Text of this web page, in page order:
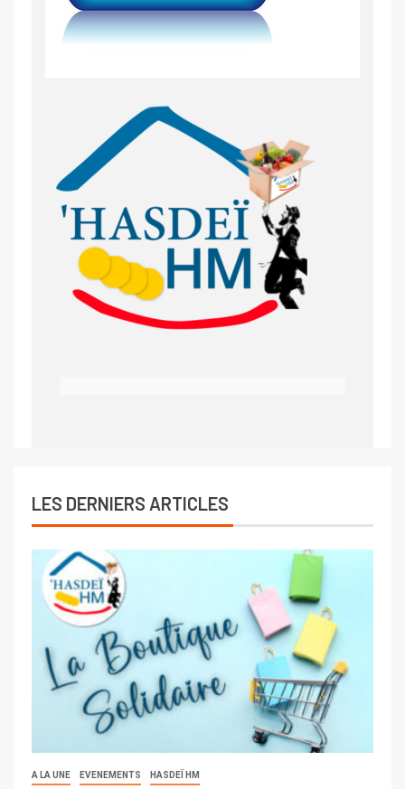
LES DERNIERS ARTICLES
A LA UNE EVENEMENTS HASDEÏ HM